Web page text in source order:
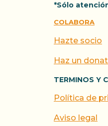
*Sólo
COLABORA
Hazte socio
Haz un
TERMINOS Y
Política de
Aviso legal